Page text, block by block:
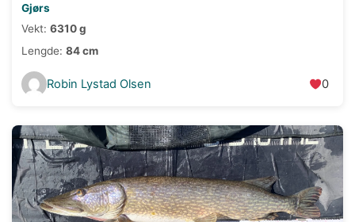
Gjørs
Vekt: 6310 g
Lengde: 84 cm
Robin Lystad Olsen 0